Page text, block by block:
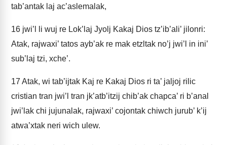
tab’antak laj ac’aslemalak,
16 jwi’l li wuj re Lok’laj Jyolj Kakaj Dios tz’ib’ali’ jilonri:
Atak, rajwaxi’ tatos ayb’ak re mak etzltak no’j jwi’l in ini’
sub’laj tzi, xche’.
17 Atak, wi tab’ijtak Kaj re Kakaj Dios ri ta’ jaljoj rilic
cristian tran jwi’l tran jk’atb’itzij chib’ak chapca’ ri b’anal
jwi’lak chi jujunalak, rajwaxi’ cojontak chiwch jurub’ k’ij
atwa’xtak neri wich ulew.